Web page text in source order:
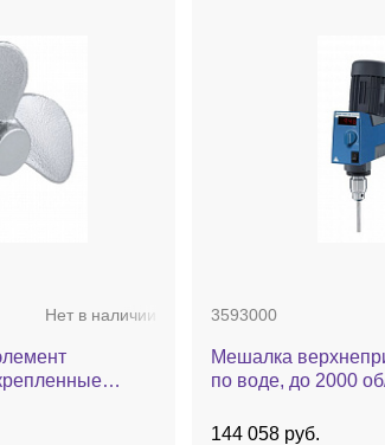
Нет в наличии 3593000
Мешалка
по воде, до 2000
144 058 руб.